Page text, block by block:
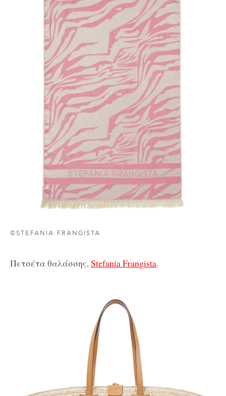
©STEFANIA FRANGISTA
Πετσέτα θαλάσσης,Stefania Frangista.